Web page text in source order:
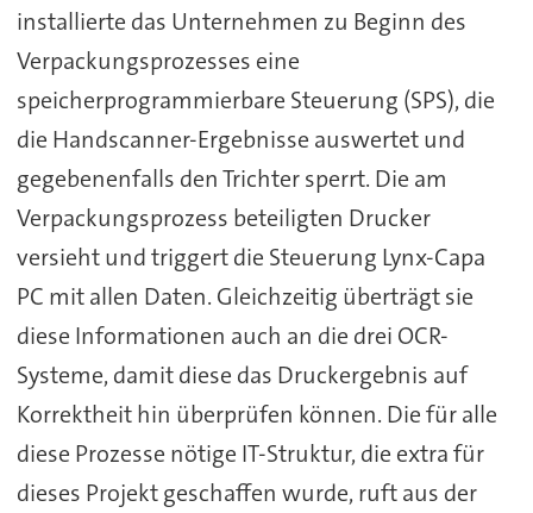
installierte das Unternehmen zu Beginn des
Verpackungsprozesses eine
speicherprogrammierbare Steuerung (SPS), die
die Handscanner-Ergebnisse auswertet und
gegebenenfalls den Trichter sperrt. Die am
Verpackungsprozess beteiligten Drucker
versieht und triggert die Steuerung Lynx-Capa
PC mit allen Daten. Gleichzeitig überträgt sie
diese Informationen auch an die drei OCR-
Systeme, damit diese das Druckergebnis auf
Korrektheit hin überprüfen können. Die für alle
diese Prozesse nötige IT-Struktur, die extra für
dieses Projekt geschaffen wurde, ruft aus der